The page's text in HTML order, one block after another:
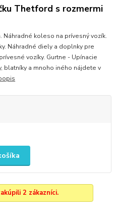
Thetford s rozmermi
koleso na prívesný vozík.
Náhradné diely a doplnky pre
vozíky. Gurtne - Upínacie
blatníky a mnoho iného nájdete v
2 zákazníci.